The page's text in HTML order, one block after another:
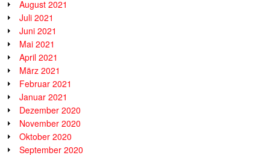
August 2021
Juli 2021
Juni 2021
Mai 2021
April 2021
März 2021
Februar 2021
Januar 2021
Dezember 2020
November 2020
Oktober 2020
September 2020